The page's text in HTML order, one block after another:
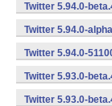
Twitter 5.94.0-
Twitter 5.94.0-
Twitter 5.94.0-
Twitter 5.93.0-
Twitter 5.93.0-